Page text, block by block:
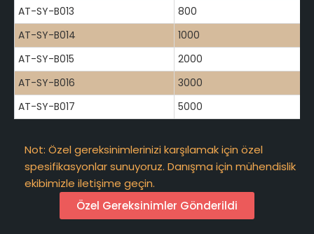
AT-SY-B013
800
AT-SY-B014
1000
AT-SY-B015
2000
AT-SY-B016
3000
AT-SY-B017
5000
Not: Özel gereksinimlerinizi karşılamak için özel
spesifikasyonlar sunuyoruz. Danışma için mühendislik
ekibimizle iletişime geçin.
Özel Gereksinimler Gönderildi